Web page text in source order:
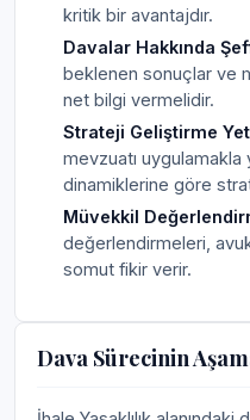
kritik bir avantajdır.
Davalar Hakkında
beklenen sonuçlar ve
net bilgi vermelidir.
Strateji Geliştirme
mevzuatı
dinamiklerine göre
Müvekkil
değerlendirmeleri,
somut fikir verir.
Dava Sürecinin